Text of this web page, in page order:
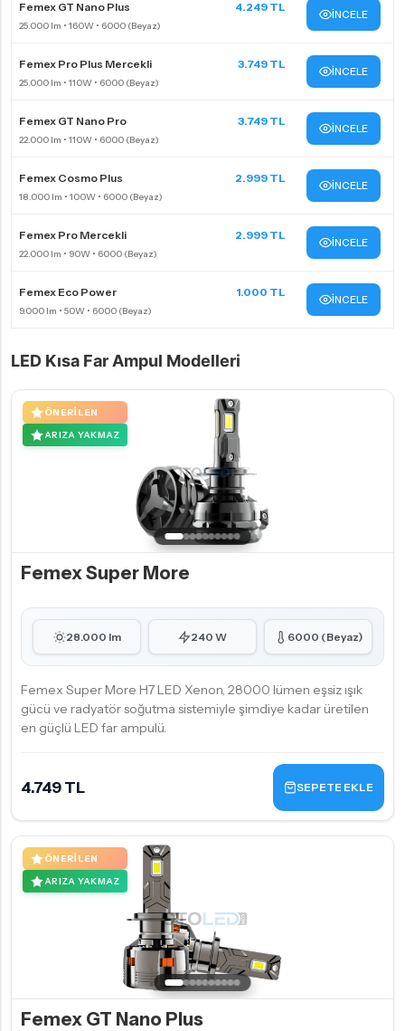
Femex GT Nano Plus 4.249 TL
İNCELE
Femex Pro Plus Mercekli 3.749 TL
İNCELE
Femex GT Nano Pro 3.749 TL
İNCELE
Femex Cosmo Plus 2.999 TL
İNCELE
Femex Pro Mercekli 2.999 TL
İNCELE
Femex Eco Power 1.000 TL
İNCELE
LED Kısa Far Ampul Modelleri
ÖNERILEN
ARIZA YAKMAZ
Femex Super More
28.000 lm 240 W 6000 (Beyaz)
Femex Super More H7 LED Xenon, 28000 lümen eşsiz ışık
gücü ve radyatör soğutma sistemiyle şimdiye kadar üretilen
en güçlü LED far ampulü.
4.749 TL SEPETE EKLE
ÖNERILEN
ARIZA YAKMAZ
Femex GT Nano Plus